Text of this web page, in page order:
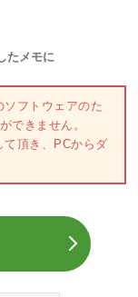
たメモに
フトウェアのた
できません。
て頂き、PCからダ